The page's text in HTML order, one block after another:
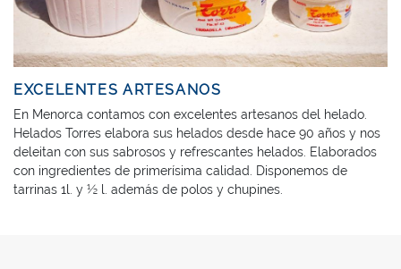
EXCELENTES ARTESANOS
En Menorca contamos con excelentes artesanos del helado.
Helados Torres elabora sus helados desde hace 90 años y nos
deleitan con sus sabrosos y refrescantes helados. Elaborados
con ingredientes de primerísima calidad. Disponemos de
tarrinas 1l. y ½ l. además de polos y chupines.